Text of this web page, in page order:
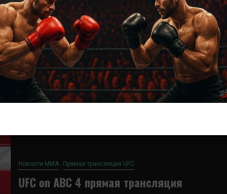
ММА БОИ БЕЗ ПРАВИЛ
Карлос Улберг — Игорь Потеря
3 года тому назад Решит Сабитов
(далее…)
Новости ММА Прямая трансляция UFC
UFC on ABC 4 прямая трансляция